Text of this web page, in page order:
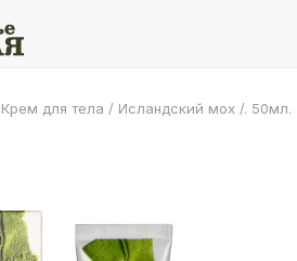
Крем для тела / Исландский мох /. 50мл.